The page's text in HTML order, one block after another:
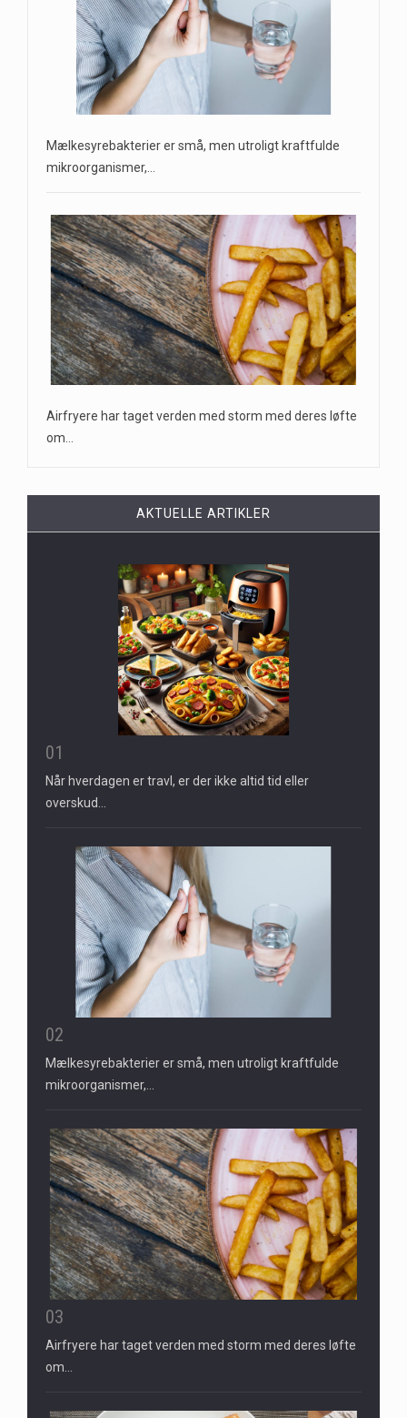
Mælkesyrebakterier er små, men utroligt kraftfulde
mikroorganismer,…
Airfryere har taget verden med storm med deres løfte
om…
AKTUELLE ARTIKLER
01
Når hverdagen er travl, er der ikke altid tid eller
overskud…
02
Mælkesyrebakterier er små, men utroligt kraftfulde
mikroorganismer,…
03
Airfryere har taget verden med storm med deres løfte
om…